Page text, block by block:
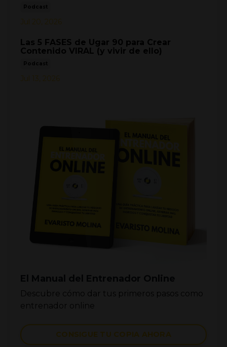
Jul 20, 2026
Las 5 FASES de Ugar 90 para Crear
Contenido VIRAL (y vivir de ello)
Jul 13, 2026
Descubre cómo dar tus primeros pasos como
entrenador online
CONSIGUE TU COPIA AHORA